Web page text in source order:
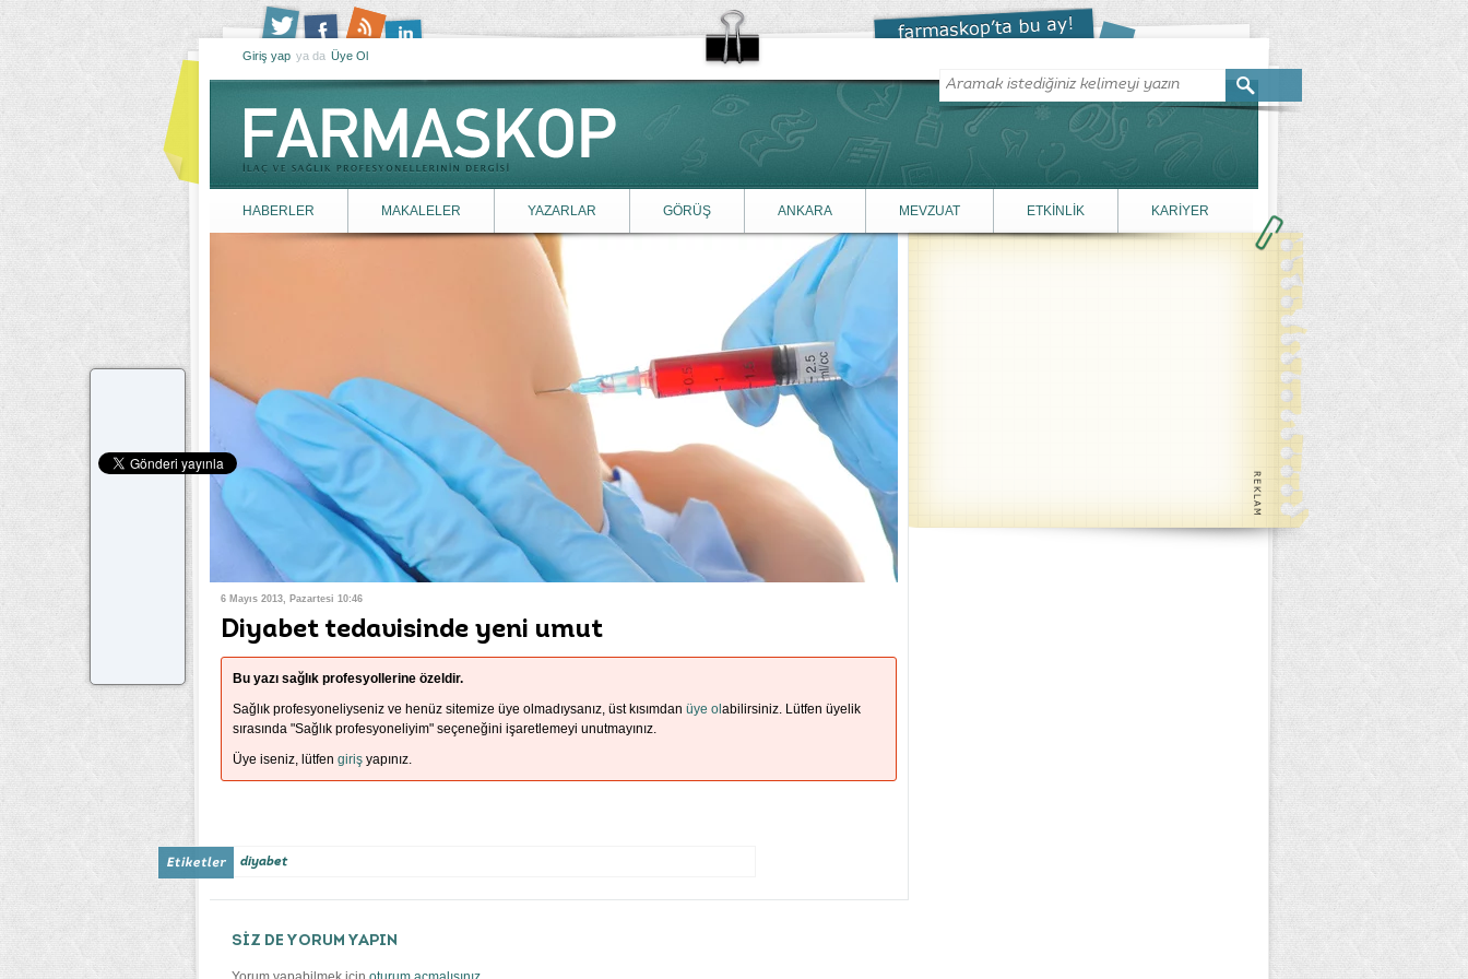
Giriş yap ya da Üye Ol
HABERLER MAKALELER YAZARLAR GÖRÜŞ ANKARA MEVZUAT ETKİNLİK KARİYER
6 Mayıs 2013, Pazartesi 10:46
Diyabet tedavisinde yeni umut
Bu yazı sağlık profesyollerine özeldir.
Sağlık profesyoneliyseniz ve henüz sitemize üye olmadıysanız, üst kısımdan üye ol abilirsiniz. Lütfen üyelik
sırasında "Sağlık profesyoneliyim" seçeneğini işaretlemeyi unutmayınız.
Üye iseniz, lütfen giriş yapınız.
diyabet
SİZ DE YORUM YAPIN